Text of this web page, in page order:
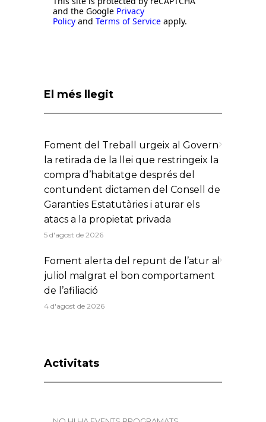
and the Google Privacy
Policy and Terms of Service apply.
El més llegit
Foment del Treball urgeix al Govern
la retirada de la llei que restringeix la
compra d’habitatge després del
contundent dictamen del Consell de
Garanties Estatutàries i aturar els
atacs a la propietat privada
5 d'agost de 2026
Foment alerta del repunt de l’atur al
juliol malgrat el bon comportament
de l’afiliació
4 d'agost de 2026
Activitats